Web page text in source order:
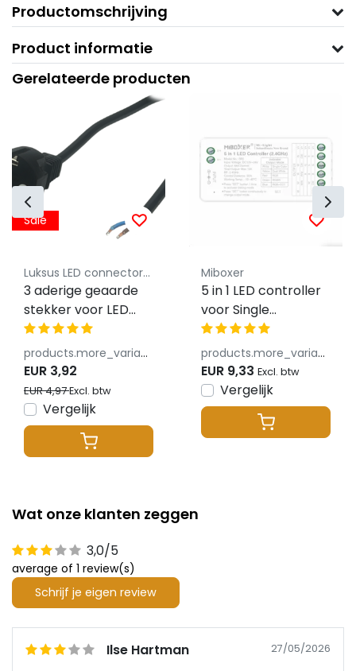
Productomschrijving
Product informatie
Gerelateerde producten
Sale
Luksus LED connectoren
3 aderige geaarde
stekker voor LED
voedingen -
stroomkabel –
Zwart – 1,5 meter –
Geaard - 3 aderig
products.more_variants_available
EUR 3,92
EUR 4,97Excl. btw
Vergelijk
Miboxer
5 in 1 LED controller
voor Single
Color/Dual
White/RGB/RGBW/
LED strips 12-24v -
SR5
products.more_variants_available
EUR 9,33 Excl. btw
Vergelijk
Wat onze klanten zeggen
3,0/5
average of 1 review(s)
Schrijf je eigen review
Ilse Hartman 27/05/2026